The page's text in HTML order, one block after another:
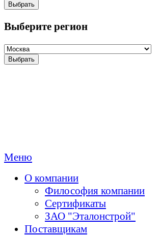
Выбрать
Выберите регион
Выбрать
Меню
О компании
Философия компании
Сертификаты
ЗАО "Эталонстрой"
Поставщикам